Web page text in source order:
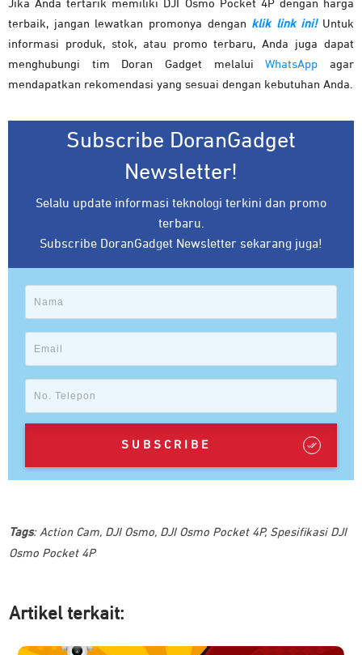
Jika Anda tertarik memiliki DJI Osmo Pocket 4P dengan harga
terbaik, jangan lewatkan promonya dengan klik link ini!Untuk
informasi produk, stok, atau promo terbaru, Anda juga dapat
menghubungi tim Doran Gadget melaluiWhatsApp agar
mendapatkan rekomendasi yang sesuai dengan kebutuhan Anda.
Subscribe DoranGadget
Newsletter!
Selalu update informasi teknologi terkini dan promo
terbaru.
Subscribe DoranGadget Newsletter sekarang juga!
SUBSCRIBE
Tags: Action Cam, DJI Osmo, DJI Osmo Pocket 4P, Spesifikasi DJI
Osmo Pocket 4P
Artikel terkait: